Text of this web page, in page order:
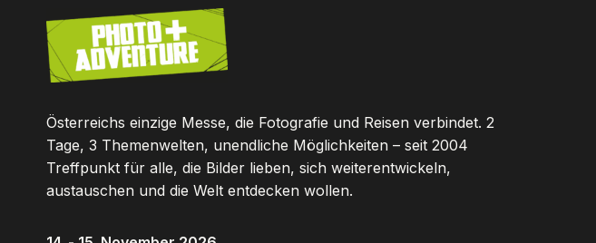
Österreichs einzige Messe, die Fotografie und Reisen verbindet. 2
Tage, 3 Themenwelten, unendliche Möglichkeiten – seit 2004
Treffpunkt für alle, die Bilder lieben, sich weiterentwickeln,
austauschen und die Welt entdecken wollen.